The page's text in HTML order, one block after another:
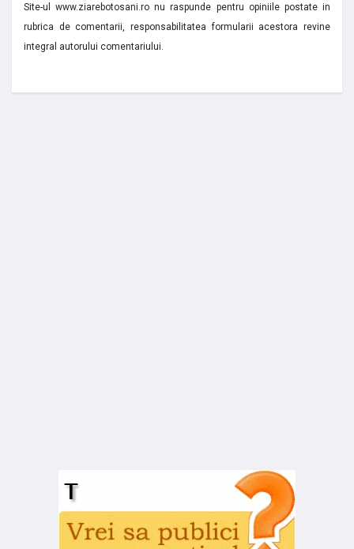
Site-ul www.ziarebotosani.ro nu raspunde pentru opiniile postate in
rubrica de comentarii, responsabilitatea formularii acestora revine
integral autorului comentariului.